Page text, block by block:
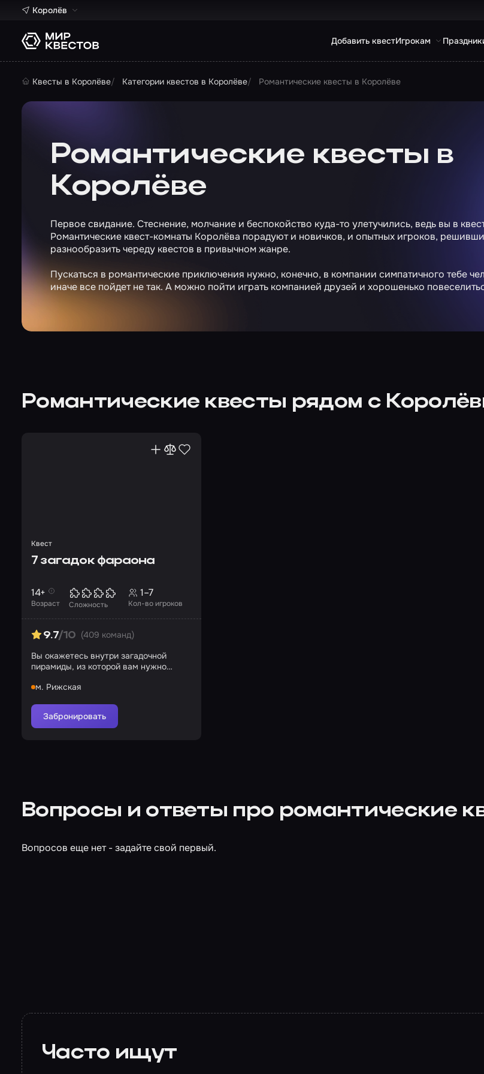
Королёв
Добавить квестИгрокам
Квесты в Королёве Категории квестов в Королёве Романтические квесты в Королёве
Романтические квесты в
Королёве
Первое свидание. Стеснение, молчание и беспокойство куда-то улетучились, ведь вы в
Романтические квест-комнаты Королёва порадуют и новичков, и опытных игроков,
разнообразить череду квестов в привычном жанре.
Пускаться в романтические приключения нужно, конечно, в компании симпатичного тебе
иначе все пойдет не так. А можно пойти играть компанией друзей и хорошенько
Романтические квесты рядом с
Квест
7 загадок фараона
Возраст
14+
Сложность Кол-во игроков
1–7
9.7/10 (409 команд)
Вы окажетесь внутри загадочной
пирамиды, из которой вам нужно
м. Рижская
Забронировать
Вопросы и ответы про романтические
Вопросов еще нет - задайте свой первый.
Часто ищут